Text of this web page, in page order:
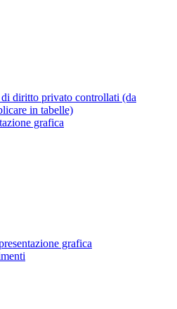
diritto privato controllati (da
in tabelle)
grafica
grafica